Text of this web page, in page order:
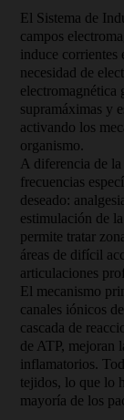
El Sistema de
campos
induce corrientes
necesidad de
electromagnética
supramáximas y
activando los
organismo.
A diferencia de
frecuencias
deseado:
estimulación de
permite tratar
áreas de difícil
articulaciones
El mecanismo
canales iónicos
cascada de
de ATP, mejoran
inflamatorios.
tejidos, lo que lo
mayoría de los